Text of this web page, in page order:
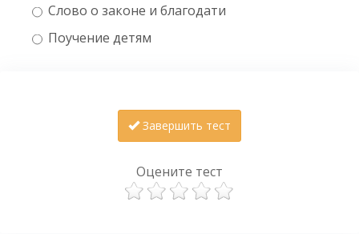
Слово о законе и благодати
Поучение детям
Завершить тест
Оцените тест